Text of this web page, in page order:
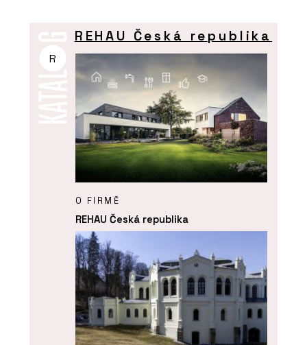
R
REHAU Česká republika
O FIRMĚ
REHAU Česká republika